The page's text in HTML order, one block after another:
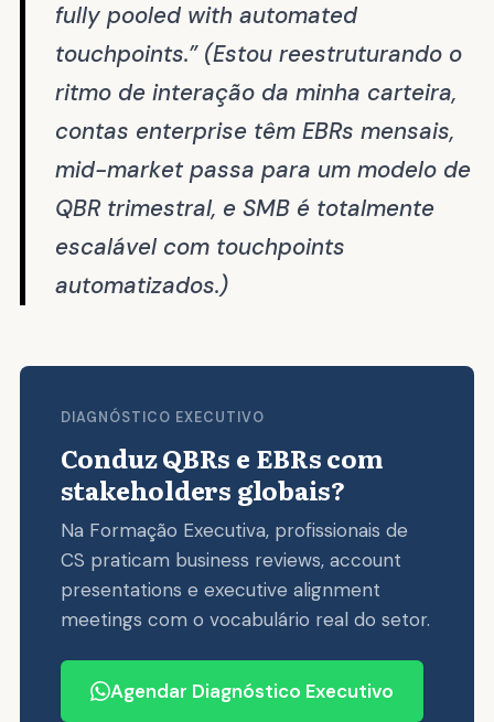
fully pooled with automated
touchpoints.” (Estou reestruturando o
ritmo de interação da minha carteira,
contas enterprise têm EBRs mensais,
mid-market passa para um modelo de
QBR trimestral, e SMB é totalmente
escalável com touchpoints
automatizados.)
DIAGNÓSTICO EXECUTIVO
Conduz QBRs e EBRs com
stakeholders globais?
Na Formação Executiva, profissionais de
CS praticam business reviews, account
presentations e executive alignment
meetings com o vocabulário real do setor.
Agendar Diagnóstico Executivo